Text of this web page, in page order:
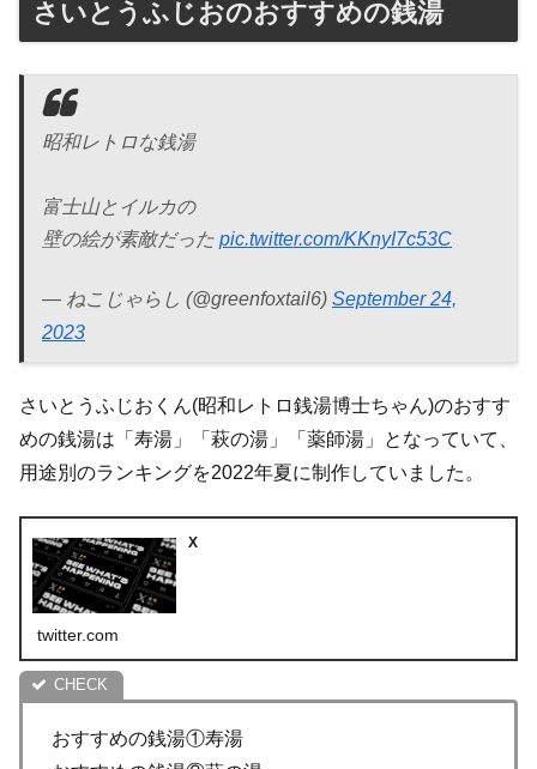
さいとうふじおのおすすめの銭湯
昭和レトロな銭湯
富士山とイルカの
壁の絵が素敵だった pic.twitter.com/KKnyI7c53C
— ねこじゃらし (@greenfoxtail6) September 24,
2023
さいとうふじおくん(昭和レトロ銭湯博士ちゃん)のおすす
めの銭湯は「寿湯」「萩の湯」「薬師湯」となっていて、
用途別のランキングを2022年夏に制作していました。
X
twitter.com
おすすめの銭湯①寿湯